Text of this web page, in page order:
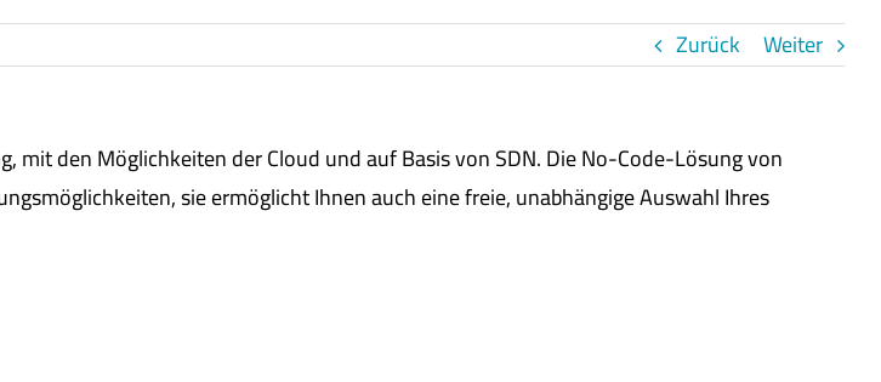
Zurück Weiter
den Möglichkeiten der Cloud und auf Basis von SDN. Die No-Code-Lösung von
sie ermöglicht Ihnen auch eine freie, unabhängige Auswahl Ihres